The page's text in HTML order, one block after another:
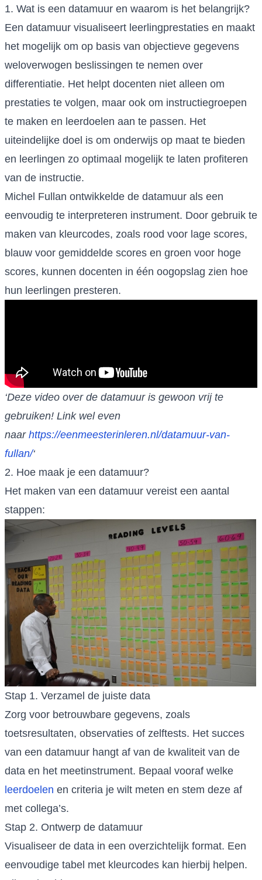
1. Wat is een datamuur en waarom is het belangrijk?
Een datamuur visualiseert leerlingprestaties en maakt
het mogelijk om op basis van objectieve gegevens
weloverwogen beslissingen te nemen over
differentiatie. Het helpt docenten niet alleen om
prestaties te volgen, maar ook om instructiegroepen
te maken en leerdoelen aan te passen. Het
uiteindelijke doel is om onderwijs op maat te bieden
en leerlingen zo optimaal mogelijk te laten profiteren
van de instructie.
Michel Fullan ontwikkelde de datamuur als een
eenvoudig te interpreteren instrument. Door gebruik te
maken van kleurcodes, zoals rood voor lage scores,
blauw voor gemiddelde scores en groen voor hoge
scores, kunnen docenten in één oogopslag zien hoe
hun leerlingen presteren.
‘Deze video over de datamuur is gewoon vrij te
gebruiken! Link wel even
naar https://eenmeesterinleren.nl/datamuur-van-
fullan/‘
2. Hoe maak je een datamuur?
Het maken van een datamuur vereist een aantal
stappen:
Stap 1. Verzamel de juiste data
Zorg voor betrouwbare gegevens, zoals
toetsresultaten, observaties of zelftests. Het succes
van een datamuur hangt af van de kwaliteit van de
data en het meetinstrument. Bepaal vooraf welke
leerdoelen en criteria je wilt meten en stem deze af
met collega’s.
Stap 2. Ontwerp de datamuur
Visualiseer de data in een overzichtelijk format. Een
eenvoudige tabel met kleurcodes kan hierbij helpen.